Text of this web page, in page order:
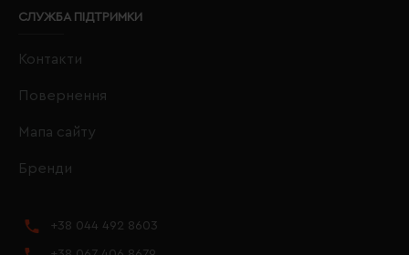
СЛУЖБА ПІДТРИМКИ
Контакти
Повернення
Мапа сайту
Бренди
+38 044 492 8603